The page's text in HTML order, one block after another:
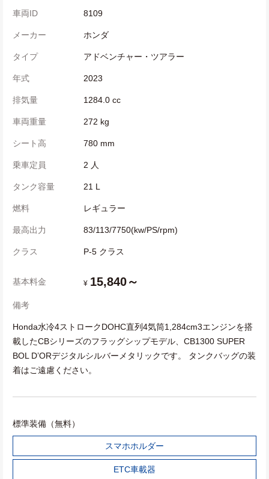
車両ID 8109
メーカー ホンダ
タイプ アドベンチャー・ツアラー
年式 2023
排気量 1284.0 cc
車両重量 272 kg
シート高 780 mm
乗車定員 2 人
タンク容量 21 L
燃料 レギュラー
最高出力 83/113/7750(kw/PS/rpm)
クラス P-5 クラス
基本料金 ¥ 15,840～
備考
Honda水冷4ストロークDOHC直列4気筒1,284cm3エンジンを搭
載したCBシリーズのフラッグシップモデル、CB1300 SUPER
BOL D’ORデジタルシルバーメタリックです。 タンクバッグの装
着はご遠慮ください。
標準装備（無料）
スマホホルダー
ETC車載器